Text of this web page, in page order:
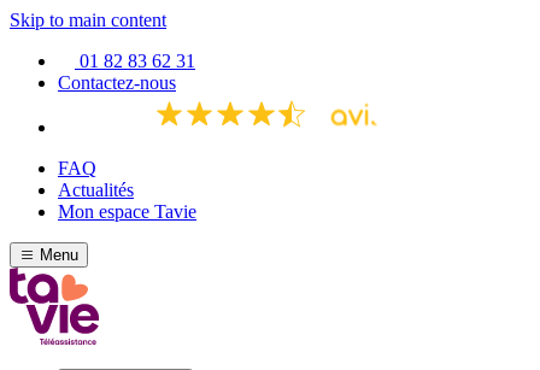
Skip to main content
01 82 83 62 31
Contactez-nous
FAQ
Actualités
Mon espace Tavie
Menu